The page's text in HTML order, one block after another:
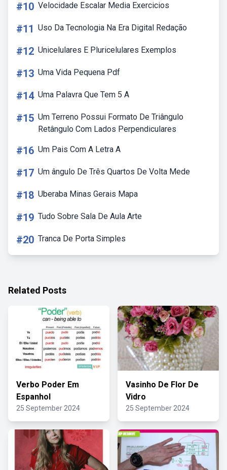
#10 Velocidade Escalar Media Exercicios
#11 Uso Da Tecnologia Na Era Digital Redação
#12 Unicelulares E Pluricelulares Exemplos
#13 Uma Vida Pequena Pdf
#14 Uma Palavra Que Tem 5 A
#15 Um Terreno Possui Formato De Triângulo
Retângulo Com Lados Perpendiculares
#16 Um Pais Com A Letra A
#17 Um ângulo De Três Quartos De Volta Mede
#18 Uberaba Minas Gerais Mapa
#19 Tudo Sobre Sala De Aula Arte
#20 Tranca De Porta Simples
Related Posts
Verbo Poder Em
Espanhol
25 September 2024
Vasinho De Flor De
Vidro
25 September 2024